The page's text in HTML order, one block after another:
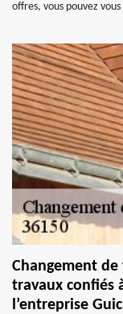
offres, vous pouvez
Changement
travaux confiés
l’entreprise